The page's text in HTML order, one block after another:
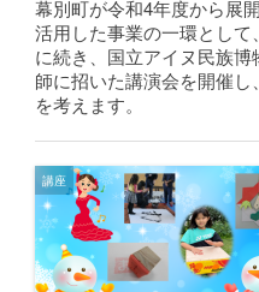
幕別町が令和4年度から展
活用した事業の一環とし
に続き、国立アイヌ民族
師に招いた講演会を開催
を考えます。
講座